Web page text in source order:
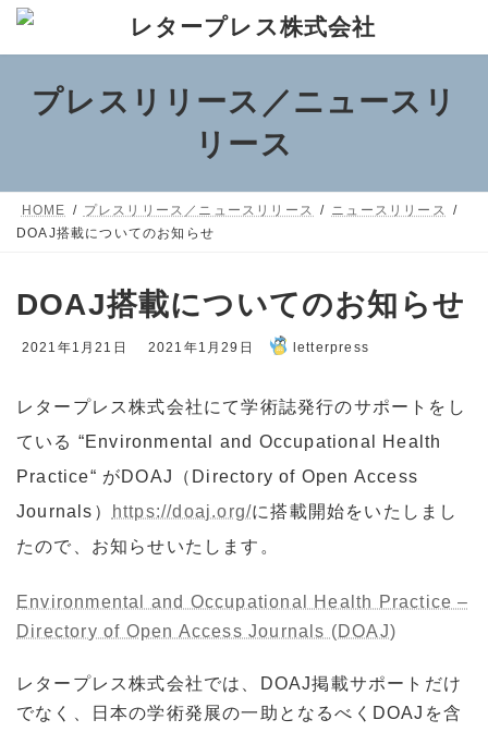
コ
ス
キ
ナ
ン
に
プレスリリース／ニュースリ
リース
HOME プレスリリース／ニュースリリース
ニュースリリース
DOAJ搭載についてのお知らせ
DOAJ搭載についてのお知らせ
2021年1月21日
最
新
日
:
2021年1月29日 letterpress
レタープレス株式会社にて学術誌発行のサポートをし
ている “Environmental and Occupational Health
Practice“ がDOAJ（Directory of Open Access
Journals）
https://doaj.org/に搭載開始をいたしまし
たので、お知らせいたします。
Environmental and Occupational Health Practice –
Directory of Open Access Journals (DOAJ)
レタープレス株式会社では、DOAJ掲載サポートだけ
でなく、日本の学術発展の一助となるべくDOAJを含